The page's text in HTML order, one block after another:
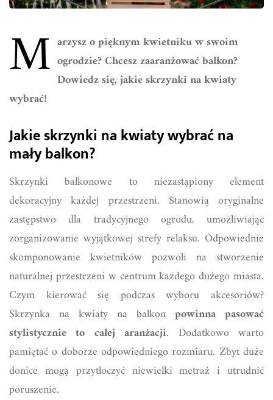
M arzysz o pięknym kwietniku w swoim
ogrodzie? Chcesz zaaranżować balkon?
Dowiedz się, jakie skrzynki na kwiaty
wybrać!
Jakie skrzynki na kwiaty wybrać na
mały balkon?
Skrzynki balkonowe to niezastąpiony element
dekoracyjny każdej przestrzeni. Stanowią oryginalne
zastępstwo dla tradycyjnego ogrodu, umożliwiając
zorganizowanie wyjątkowej strefy relaksu. Odpowiednie
skomponowanie kwietników pozwoli na stworzenie
naturalnej przestrzeni w centrum każdego dużego miasta.
Czym kierować się podczas wyboru akcesoriów?
Skrzynka na kwiaty na balkon powinna pasować
stylistycznie to całej aranżacji. Dodatkowo warto
pamiętać o doborze odpowiedniego rozmiaru. Zbyt duże
donice mogą przytłoczyć niewielki metraż i utrudnić
poruszenie.